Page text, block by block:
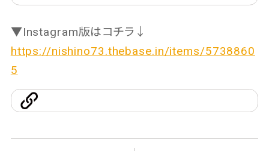
▼Instagram版はコチラ↓
https://nishino73.thebase.in/items/5738860
5